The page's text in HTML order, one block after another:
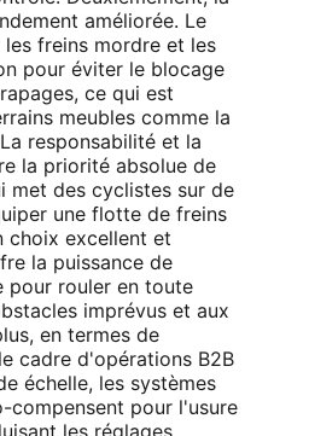
améliorée. Le
freins mordre et les
pour éviter le blocage
ce qui est
meubles comme la
responsabilité et la
la priorité absolue de
met des cyclistes sur de
une flotte de freins
choix excellent et
la puissance de
pour rouler en toute
imprévus et aux
en termes de
cadre d'opérations B2B
échelle, les systèmes
compensent pour l'usure
les réglages